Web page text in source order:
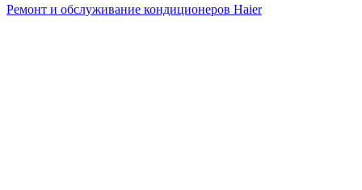
Ремонт и обслуживание кондиционеров Haier